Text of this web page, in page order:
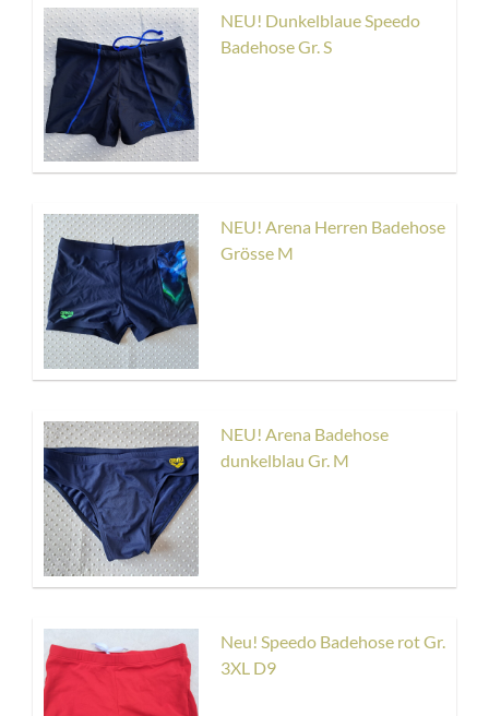
NEU! Dunkelblaue Speedo
Badehose Gr. S
NEU! Arena Herren Badehose
Grösse M
NEU! Arena Badehose
dunkelblau Gr. M
Neu! Speedo Badehose rot Gr.
3XL D9